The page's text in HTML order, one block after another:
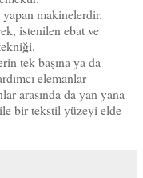
makinelerdir.
istenilen ebat ve
tek başına ya da
elemanlar
arasında da yan yana
ile bir tekstil yüzeyi elde